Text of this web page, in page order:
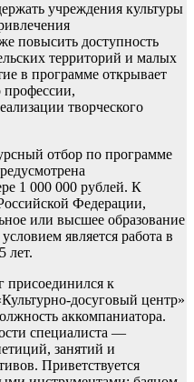
учреждения культуры
повысить доступность
территорий и малых
в программе открывает
профессии,
творческого
отбор по программе
1 000 000 рублей. К
Федерации,
или высшее образование
является работа в
лет.
к
досуговый центр»
аккомпаниатора.
специалиста —
занятий и
Приветствуется